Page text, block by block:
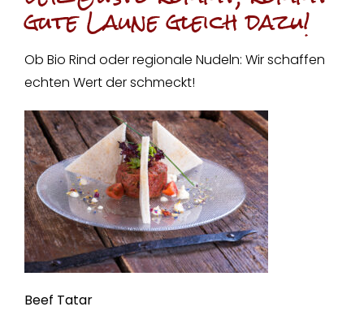
gute Laune gleich dazu!
Ob Bio Rind oder regionale Nudeln: Wir schaffen
echten Wert der schmeckt!
Beef Tatar